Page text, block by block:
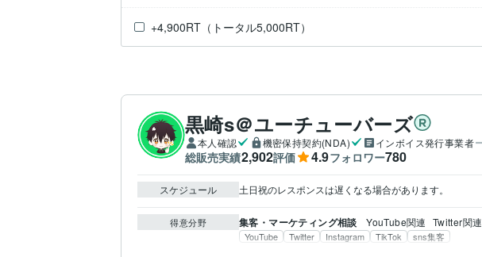
+4,900RT（トータル5,000RT）
黒崎s＠ユーチューバーズ
本人確認 機密保持契約(NDA) インボイス発行事業者
総販売実績2,902評価 4.9フォロワー780
スケジュール 土日祝のレスポンスは遅くなる場合があります。
得意分野 集客・マーケティング相談 YouTube関連 Twitter関連
YouTube Twitter Instagram TikTok sns集客